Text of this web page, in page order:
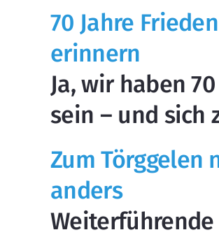
70 Jahre
erinnern
Ja, wir haben
sein – und sich
Zum Törggelen
anders
Weiterführende